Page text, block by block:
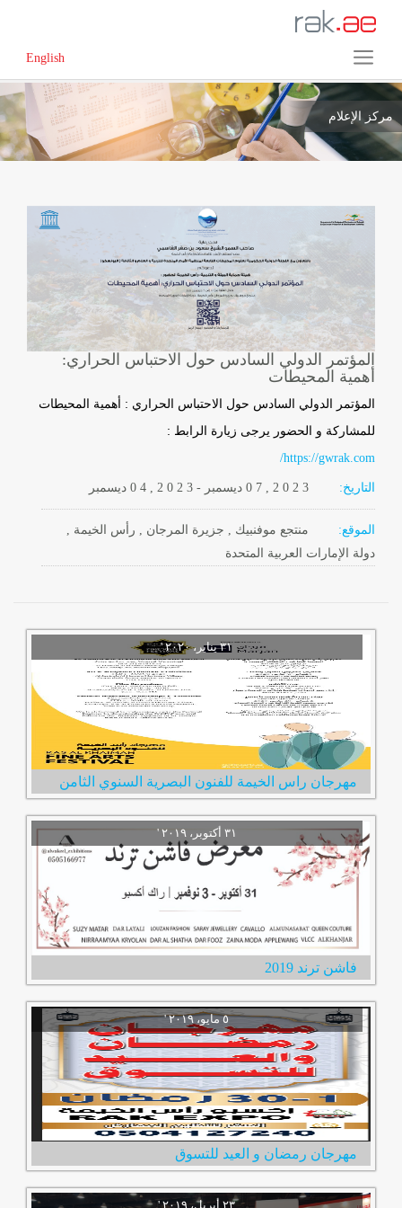
English
مركز الإعلام
المؤتمر الدولي السادس حول الاحتباس الحراري:
أهمية المحيطات
المؤتمر الدولي السادس حول الاحتباس الحراري : أهمية المحيطات
للمشاركة و الحضور يرجى زيارة الرابط :
https://gwrak.com/
التاريخ: ديسمبر 0 4 , 2 0 2 3- ديسمبر 0 7 , 2 0 2 3
الموقع:
منتجع موفنبيك , جزيرة المرجان , رأس الخيمة ,
دولة الإمارات العربية المتحدة
‏٣١ يناير، ٢٠٢٠‏ ‏'‏
مهرجان راس الخيمة للفنون البصرية السنوي الثامن
فاشن ترند 2019
‏٥ مايو، ٢٠١٩‏ ‏'‏
مهرجان رمضان و العيد للتسوق
‏٢٣ أبريل، ٢٠١٩‏ ‏'‏